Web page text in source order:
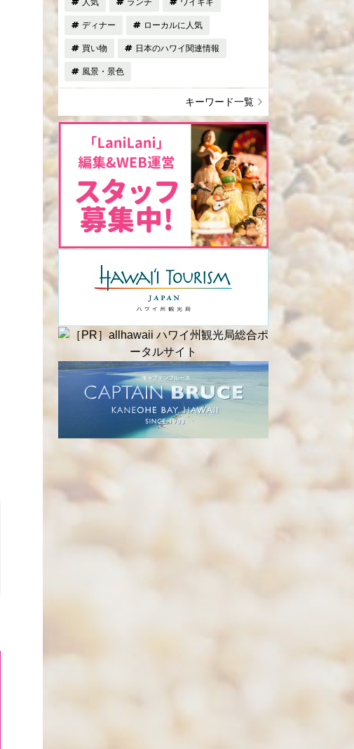
ディナー ローカルに人気
買い物 日本のハワイ関連情報
風景・景色
キーワード一覧